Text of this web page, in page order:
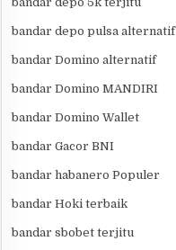
bandar depo pulsa alternatif
bandar Domino alternatif
bandar Domino MANDIRI
bandar Domino Wallet
bandar Gacor BNI
bandar habanero Populer
bandar Hoki terbaik
bandar sbobet terjitu